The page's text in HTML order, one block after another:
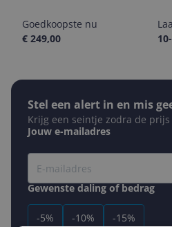
Goedkoopste nu
€ 249,00
Stel een alert in en mis
Krijg een seintje zodra de prijs
Jouw e-mailadres
Gewenste daling of bedrag
-5% -10% -15%